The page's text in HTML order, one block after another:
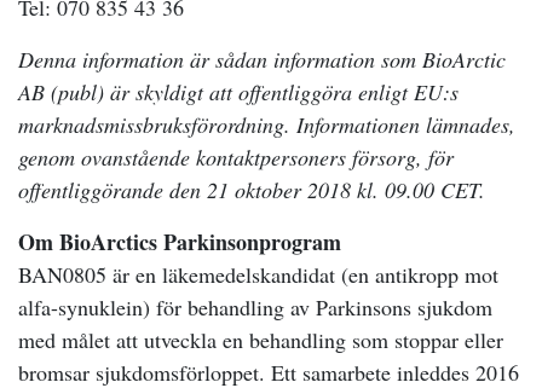
Tel: 070 835 43 36
Denna information är sådan information som BioArctic
AB (publ) är skyldigt att offentliggöra enligt EU:s
marknadsmissbruksförordning. Informationen lämnades,
genom ovanstående kontaktpersoners försorg, för
offentliggörande den 21 oktober 2018 kl. 09.00 CET.
Om BioArctics Parkinsonprogram
BAN0805 är en läkemedelskandidat (en antikropp mot
alfa-synuklein) för behandling av Parkinsons sjukdom
med målet att utveckla en behandling som stoppar eller
bromsar sjukdomsförloppet. Ett samarbete inleddes 2016